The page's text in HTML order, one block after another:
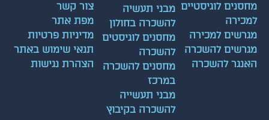
לוגיסטיים
למכירה
להשכרה
להשכרה
מבני תעשיה
להשכרה בחולון
מחסנים לוגיסטים
להשכרה
מחסנים להשכרה
במרכז
מבני תעשייה
להשכרה בקיבוץ
צור קשר
מפת אתר
מדיניות פרטיות
תנאי שימוש באתר
הצהרת נגישות